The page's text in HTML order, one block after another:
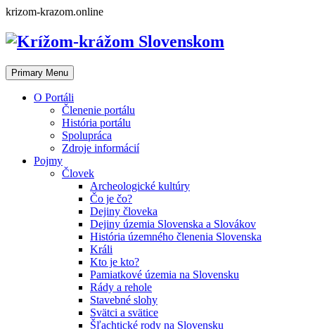
Skip
content
krizom-krazom.online
Primary Menu
O Portáli
Členenie portálu
História portálu
Spolupráca
Zdroje informácií
Pojmy
Človek
Archeologické kultúry
Čo je čo?
Dejiny človeka
Dejiny územia Slovenska a Slovákov
História územného členenia Slovenska
Králi
Kto je kto?
Pamiatkové územia na Slovensku
Rády a rehole
Stavebné slohy
Svätci a svätice
Šľachtické rody na Slovensku